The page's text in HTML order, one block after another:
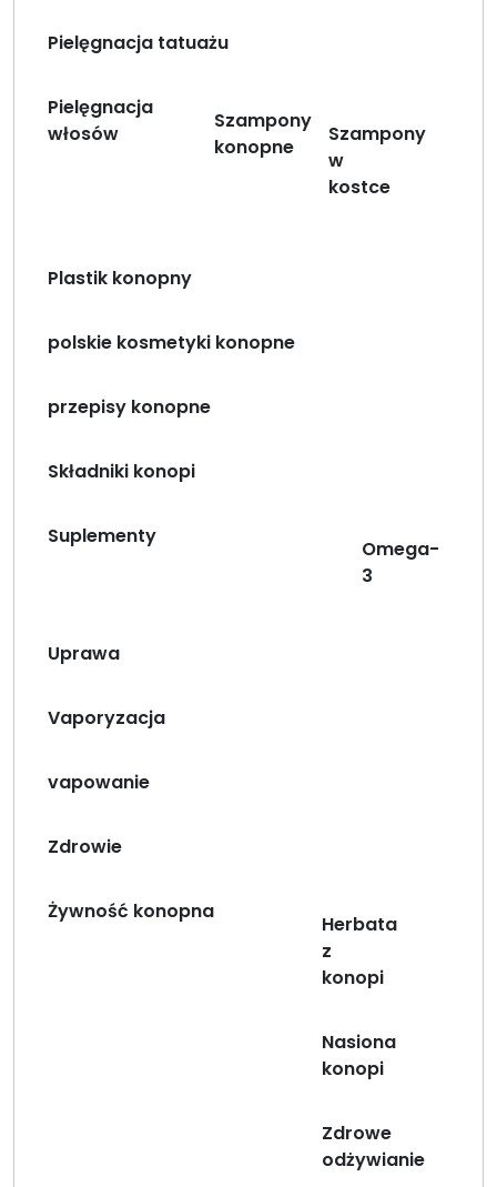
Pielęgnacja tatuażu
Pielęgnacja
włosów
Szampony
konopne
Szampony
w
kostce
Plastik konopny
polskie kosmetyki konopne
przepisy konopne
Składniki konopi
Suplementy
Omega-
3
Uprawa
Vaporyzacja
vapowanie
Zdrowie
Żywność konopna
Herbata
z
konopi
Nasiona
konopi
Zdrowe
odżywianie